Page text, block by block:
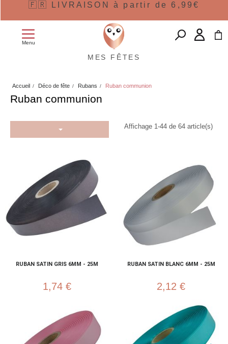
🇫🇷 LIVRAISON à partir de 6,99€
Menu
MES FÊTES
Accueil Déco de fête Rubans Ruban communion
Ruban communion
Affichage 1-44 de 64 article(s)
RUBAN SATIN GRIS 6MM - 25M
1,74 €
RUBAN SATIN BLANC 6MM - 25M
2,12 €